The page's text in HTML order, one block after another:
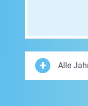
Alle